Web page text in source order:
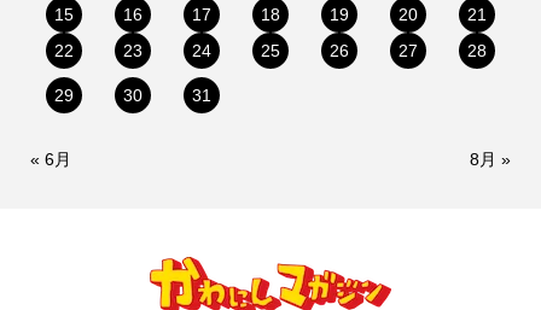
15
16 17 18 19 20
21
22
23 24 25 26 27 28
29 30 31
« 6月 8月 »